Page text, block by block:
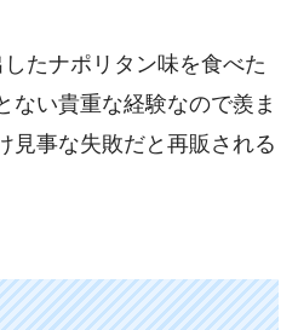
たナポリタン味を食べた
ない貴重な経験なので羨ま
見事な失敗だと再販される